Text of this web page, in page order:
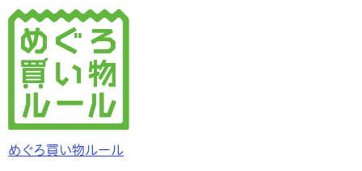
めぐろ買い物ルール